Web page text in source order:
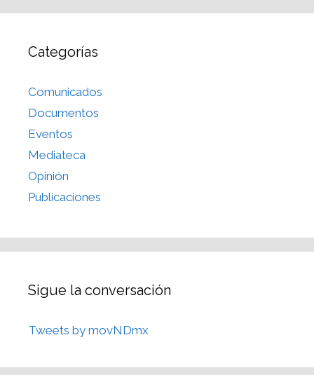
Categorías
Comunicados
Documentos
Eventos
Mediateca
Opinión
Publicaciones
Sigue la conversación
Tweets by movNDmx